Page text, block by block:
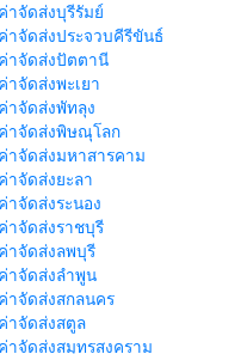
ค่าจัดส่งบุรีรัมย์
ค่าจัดส่งประจวบคีรีขันธ์
ค่าจัดส่งปัตตานี
ค่าจัดส่งพะเยา
ค่าจัดส่งพัทลุง
ค่าจัดส่งพิษณุโลก
ค่าจัดส่งมหาสารคาม
ค่าจัดส่งยะลา
ค่าจัดส่งระนอง
ค่าจัดส่งราชบุรี
ค่าจัดส่งลพบุรี
ค่าจัดส่งลำพูน
ค่าจัดส่งสกลนคร
ค่าจัดส่งสตูล
ค่าจัดส่งสมุทรสงคราม